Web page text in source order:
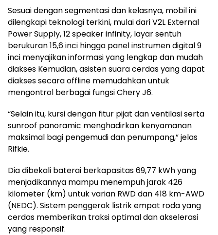
Sesuai dengan segmentasi dan kelasnya, mobil ini
dilengkapi teknologi terkini, mulai dari V2L External
Power Supply, 12 speaker infinity, layar sentuh
berukuran 15,6 inci hingga panel instrumen digital 9
inci menyajikan informasi yang lengkap dan mudah
diakses Kemudian, asisten suara cerdas yang dapat
diakses secara offline memudahkan untuk
mengontrol berbagai fungsi Chery J6.
“Selain itu, kursi dengan fitur pijat dan ventilasi serta
sunroof panoramic menghadirkan kenyamanan
maksimal bagi pengemudi dan penumpang,” jelas
Rifkie.
Dia dibekali baterai berkapasitas 69,77 kWh yang
menjadikannya mampu menempuh jarak 426
kilometer (km) untuk varian RWD dan 418 km-AWD
(NEDC). Sistem penggerak listrik empat roda yang
cerdas memberikan traksi optimal dan akselerasi
yang responsif.